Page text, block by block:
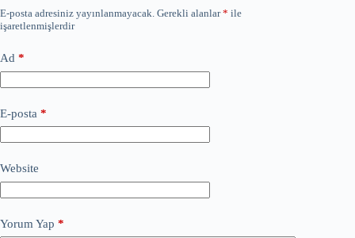
E-posta adresiniz yayınlanmayacak. Gerekli alanlar* ile
işaretlenmişlerdir
Ad *
E-posta *
Website
Yorum Yap *